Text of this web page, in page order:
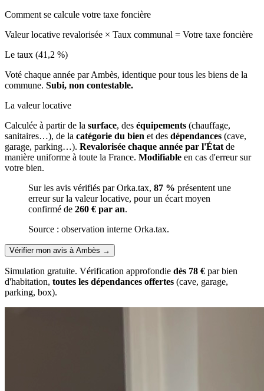
Comment se calcule votre taxe foncière
Valeur locative revalorisée × Taux communal = Votre taxe foncière
Le taux (41,2 %)
Voté chaque année par Ambès, identique pour tous les biens de la
commune. Subi, non contestable.
La valeur locative
Calculée à partir de la surface, des équipements (chauffage,
sanitaires…), de la catégorie du bien et des dépendances (cave,
garage, parking…). Revalorisée chaque année par l'État de
manière uniforme à toute la France. Modifiable en cas d'erreur sur
votre bien.
Sur les avis vérifiés par Orka.tax, 87 % présentent une
erreur sur la valeur locative, pour un écart moyen
confirmé de 260 € par an.
Source : observation interne Orka.tax.
Vérifier mon avis à Ambès →
Simulation gratuite. Vérification approfondie dès 78 € par bien
d'habitation, toutes les dépendances offertes (cave, garage,
parking, box).